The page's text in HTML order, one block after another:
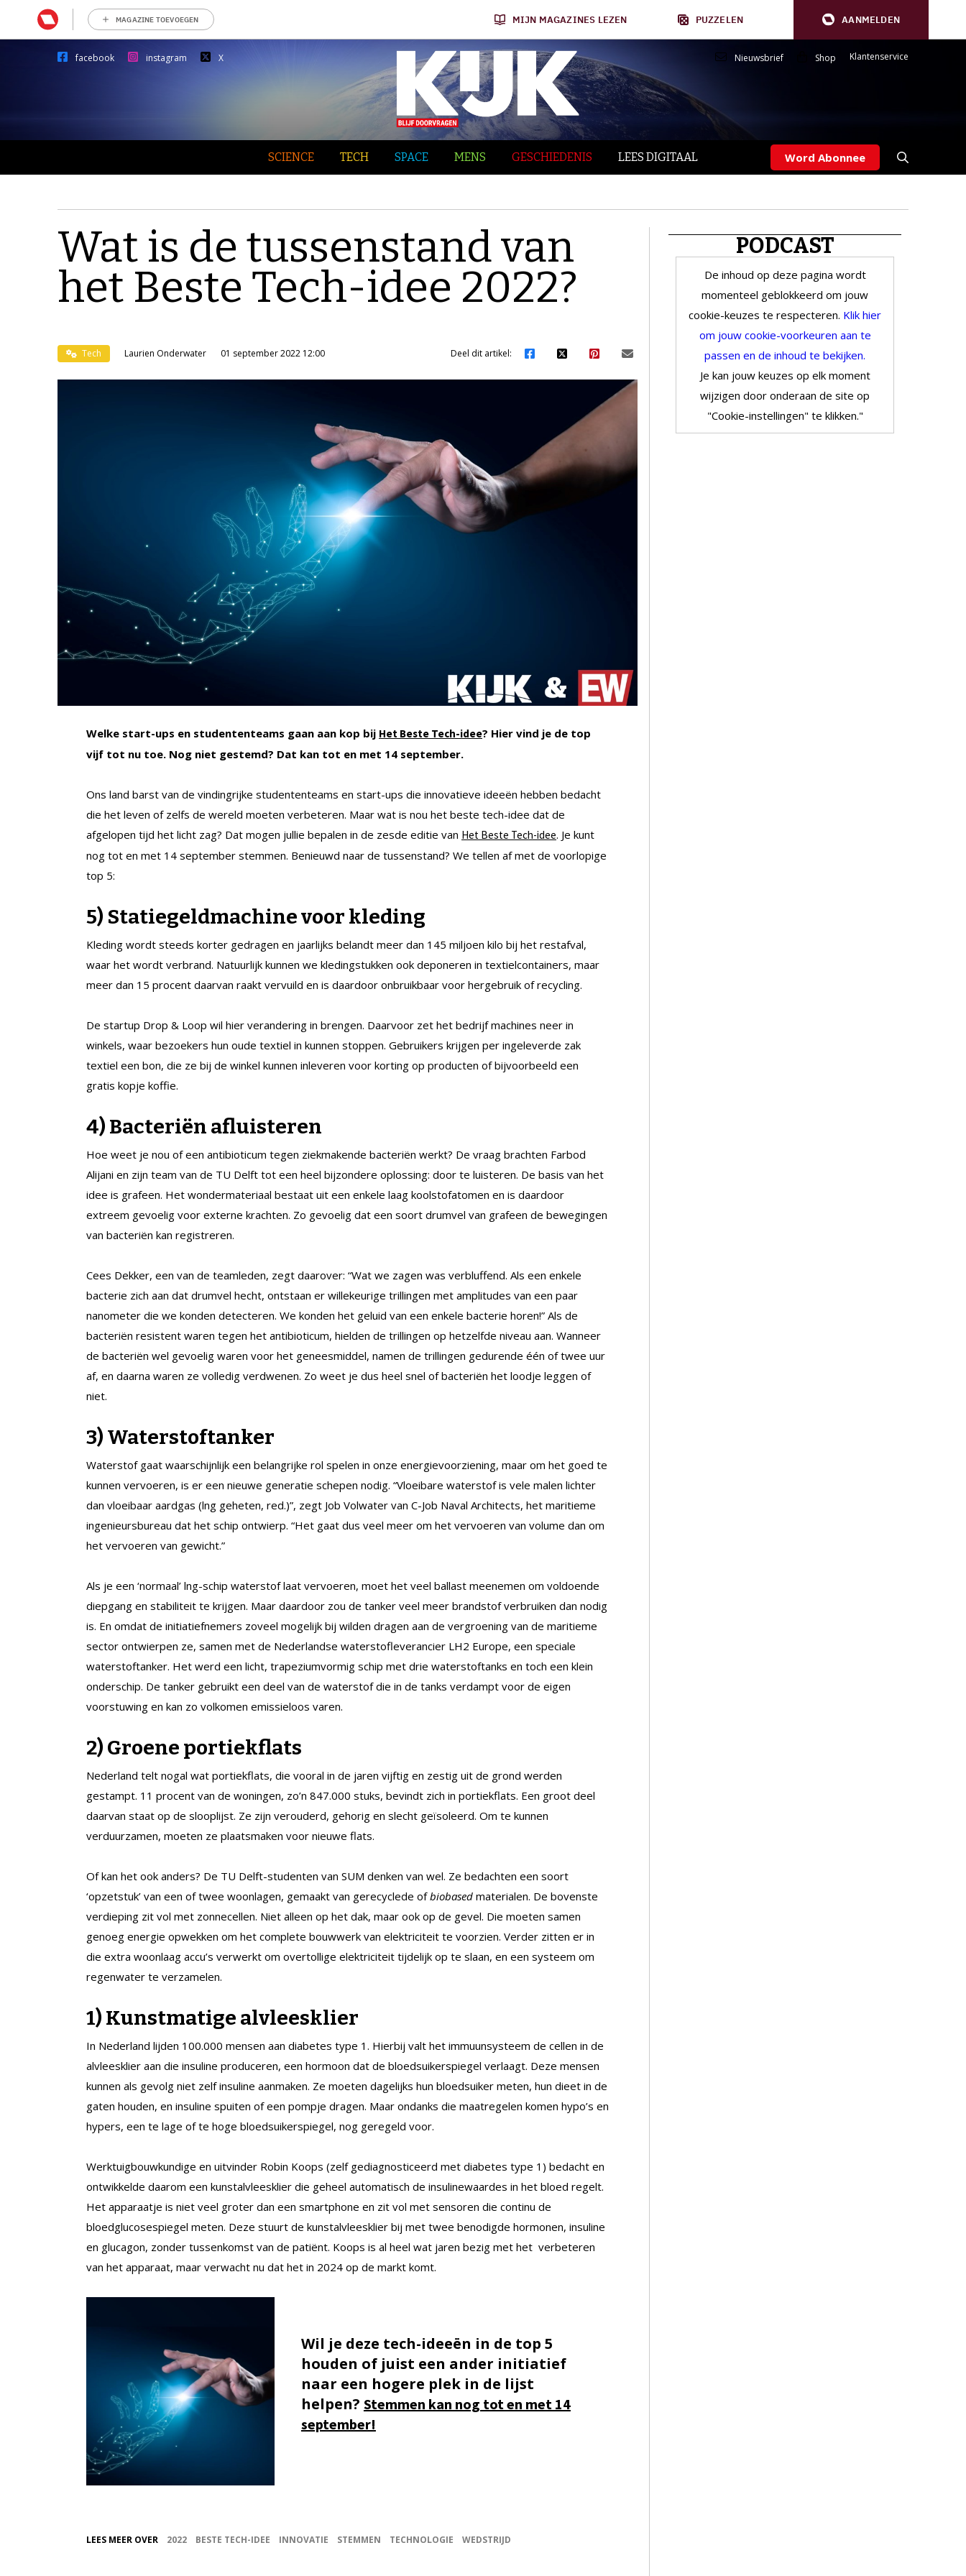
MAGAZINE TOEVOEGEN MIJN MAGAZINES LEZEN PUZZELEN AANMELDEN
facebook instagram X Nieuwsbrief Shop Klantenservice
SCIENCE TECH SPACE MENS GESCHIEDENIS LEES DIGITAAL Word Abonnee
Wat is de tussenstand van
het Beste Tech-idee 2022?
Tech Laurien Onderwater 01 september 2022 12:00 Deel dit artikel:
Welke start-ups en studententeams gaan aan kop bij Het Beste Tech-idee? Hier vind je de top
vijf tot nu toe. Nog niet gestemd? Dat kan tot en met 14 september.
Ons land barst van de vindingrijke studententeams en start-ups die innovatieve ideeën hebben bedacht
die het leven of zelfs de wereld moeten verbeteren. Maar wat is nou het beste tech-idee dat de
afgelopen tijd het licht zag? Dat mogen jullie bepalen in de zesde editie van Het Beste Tech-idee. Je kunt
nog tot en met 14 september stemmen. Benieuwd naar de tussenstand? We tellen af met de voorlopige
top 5:
5) Statiegeldmachine voor kleding
Kleding wordt steeds korter gedragen en jaarlijks belandt meer dan 145 miljoen kilo bij het restafval,
waar het wordt verbrand. Natuurlijk kunnen we kledingstukken ook deponeren in textielcontainers, maar
meer dan 15 procent daarvan raakt vervuild en is daardoor onbruikbaar voor hergebruik of recycling.
De startup Drop & Loop wil hier verandering in brengen. Daarvoor zet het bedrijf machines neer in
winkels, waar bezoekers hun oude textiel in kunnen stoppen. Gebruikers krijgen per ingeleverde zak
textiel een bon, die ze bij de winkel kunnen inleveren voor korting op producten of bijvoorbeeld een
gratis kopje koffie.
4) Bacteriën afluisteren
Hoe weet je nou of een antibioticum tegen ziekmakende bacteriën werkt? De vraag brachten Farbod
Alijani en zijn team van de TU Delft tot een heel bijzondere oplossing: door te luisteren. De basis van het
idee is grafeen. Het wondermateriaal bestaat uit een enkele laag koolstofatomen en is daardoor
extreem gevoelig voor externe krachten. Zo gevoelig dat een soort drumvel van grafeen de bewegingen
van bacteriën kan registreren.
Cees Dekker, een van de teamleden, zegt daarover: “Wat we zagen was verbluffend. Als een enkele
bacterie zich aan dat drumvel hecht, ontstaan er willekeurige trillingen met amplitudes van een paar
nanometer die we konden detecteren. We konden het geluid van een enkele bacterie horen!” Als de
bacteriën resistent waren tegen het antibioticum, hielden de trillingen op hetzelfde niveau aan. Wanneer
de bacteriën wel gevoelig waren voor het geneesmiddel, namen de trillingen gedurende één of twee uur
af, en daarna waren ze volledig verdwenen. Zo weet je dus heel snel of bacteriën het loodje leggen of
niet.
3) Waterstoftanker
Waterstof gaat waarschijnlijk een belangrijke rol spelen in onze energievoorziening, maar om het goed te
kunnen vervoeren, is er een nieuwe generatie schepen nodig. “Vloeibare waterstof is vele malen lichter
dan vloeibaar aardgas (lng geheten, red.)”, zegt Job Volwater van C-Job Naval Architects, het maritieme
ingenieursbureau dat het schip ontwierp. “Het gaat dus veel meer om het vervoeren van volume dan om
het vervoeren van gewicht.”
Als je een ‘normaal’ lng-schip waterstof laat vervoeren, moet het veel ballast meenemen om voldoende
diepgang en stabiliteit te krijgen. Maar daardoor zou de tanker veel meer brandstof verbruiken dan nodig
is. En omdat de initiatiefnemers zoveel mogelijk bij wilden dragen aan de vergroening van de maritieme
sector ontwierpen ze, samen met de Nederlandse waterstofleverancier LH2 Europe, een speciale
waterstoftanker. Het werd een licht, trapeziumvormig schip met drie waterstoftanks en toch een klein
onderschip. De tanker gebruikt een deel van de waterstof die in de tanks verdampt voor de eigen
voorstuwing en kan zo volkomen emissieloos varen.
2) Groene portiekflats
Nederland telt nogal wat portiekflats, die vooral in de jaren vijftig en zestig uit de grond werden
gestampt. 11 procent van de woningen, zo’n 847.000 stuks, bevindt zich in portiekflats. Een groot deel
daarvan staat op de slooplijst. Ze zijn verouderd, gehorig en slecht geïsoleerd. Om te kunnen
verduurzamen, moeten ze plaatsmaken voor nieuwe flats.
Of kan het ook anders? De TU Delft-studenten van SUM denken van wel. Ze bedachten een soort
‘opzetstuk’ van een of twee woonlagen, gemaakt van gerecyclede ofbiobased materialen. De bovenste
verdieping zit vol met zonnecellen. Niet alleen op het dak, maar ook op de gevel. Die moeten samen
genoeg energie opwekken om het complete bouwwerk van elektriciteit te voorzien. Verder zitten er in
die extra woonlaag accu’s verwerkt om overtollige elektriciteit tijdelijk op te slaan, en een systeem om
regenwater te verzamelen.
1) Kunstmatige alvleesklier
In Nederland lijden 100.000 mensen aan diabetes type 1. Hierbij valt het immuunsysteem de cellen in de
alvleesklier aan die insuline produceren, een hormoon dat de bloedsuikerspiegel verlaagt. Deze mensen
kunnen als gevolg niet zelf insuline aanmaken. Ze moeten dagelijks hun bloedsuiker meten, hun dieet in de
gaten houden, en insuline spuiten of een pompje dragen. Maar ondanks die maatregelen komen hypo’s en
hypers, een te lage of te hoge bloedsuikerspiegel, nog geregeld voor.
Werktuigbouwkundige en uitvinder Robin Koops (zelf gediagnosticeerd met diabetes type 1) bedacht en
ontwikkelde daarom een kunstalvleesklier die geheel automatisch de insulinewaardes in het bloed regelt.
Het apparaatje is niet veel groter dan een smartphone en zit vol met sensoren die continu de
bloedglucosespiegel meten. Deze stuurt de kunstalvleesklier bij met twee benodigde hormonen, insuline
en glucagon, zonder tussenkomst van de patiënt. Koops is al heel wat jaren bezig met het verbeteren
van het apparaat, maar verwacht nu dat het in 2024 op de markt komt.
Wil je deze tech-ideeën in de top 5
houden of juist een ander initiatief
naar een hogere plek in de lijst
helpen? Stemmen kan nog tot en met 14
september!
LEES MEER OVER 2022 BESTE TECH-IDEE INNOVATIE STEMMEN TECHNOLOGIE WEDSTRIJD
PODCAST
De inhoud op deze pagina wordt
momenteel geblokkeerd om jouw
cookie-keuzes te respecteren. Klik hier
om jouw cookie-voorkeuren aan te
passen en de inhoud te bekijken.
Je kan jouw keuzes op elk moment
wijzigen door onderaan de site op
"Cookie-instellingen" te klikken."